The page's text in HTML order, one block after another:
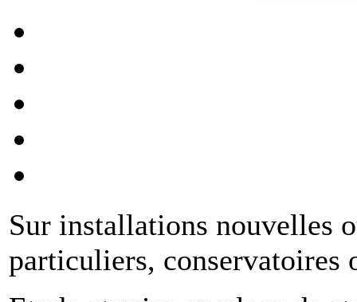
Sur installations nouvelles
particuliers, conservatoires